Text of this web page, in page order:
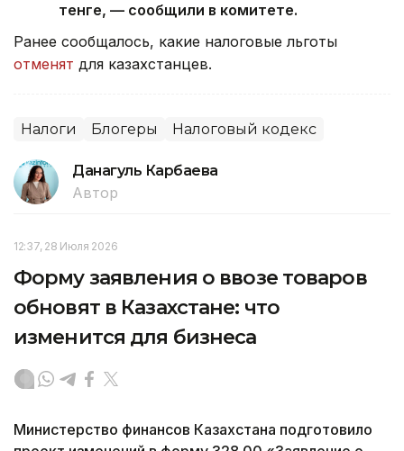
тенге, — сообщили в комитете.
Ранее сообщалось, какие налоговые льготы
отменят для казахстанцев.
Налоги Блогеры Налоговый кодекс
Данагуль Карбаева
Автор
12:37, 28 Июля 2026
Форму заявления о ввозе товаров
обновят в Казахстане: что
изменится для бизнеса
Министерство финансов Казахстана подготовило